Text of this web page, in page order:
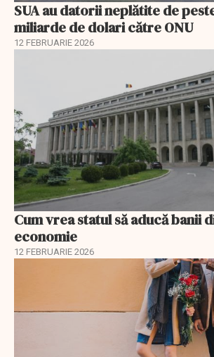
SUA au datorii neplătite de
miliarde de dolari către ONU
12 FEBRUARIE 2026
Cum vrea statul să aducă banii
economie
12 FEBRUARIE 2026